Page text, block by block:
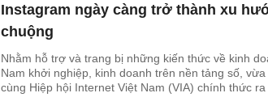
Instagram ngày càng trở thành xu
chuộng
Nhằm hỗ trợ và trang bị những kiến thức về kinh
Nam khởi nghiệp, kinh doanh trên nền tảng số,
cùng Hiệp hội Internet Việt Nam (VIA) chính thức